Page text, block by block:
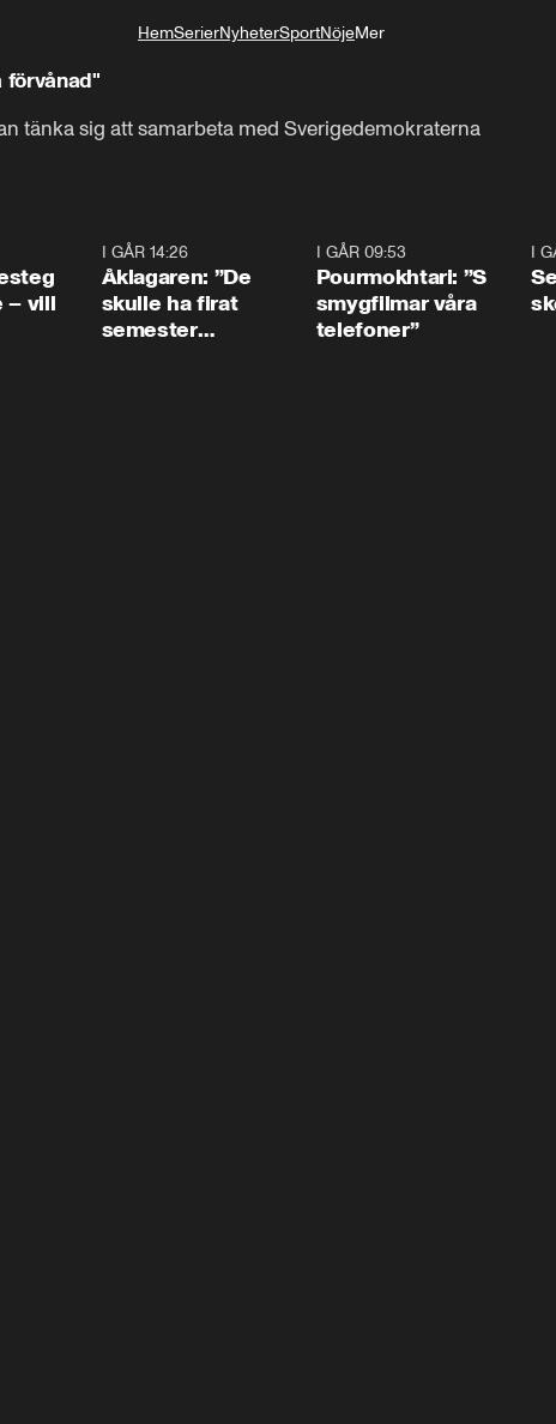
HemSerierNyheterSportNöjeMer
förvånad"
tänka sig att samarbeta med Sverigedemokraterna
– vill
I GÅR 14:26
Åklagaren: ”De
skulle ha firat
semester
I GÅR 09:53
Pourmokhtari: ”S
smygfilmar våra
telefoner”
I